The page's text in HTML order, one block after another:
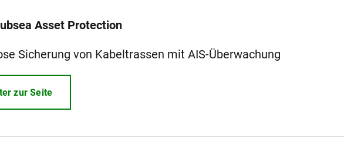
Asset Protection
Sicherung von Kabeltrassen mit AIS-Überwachung
zur Seite